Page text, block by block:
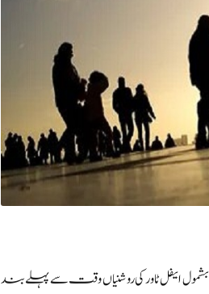
بشمول ایفل ٹاور کی روشنیاں وقت سے پہلے بند